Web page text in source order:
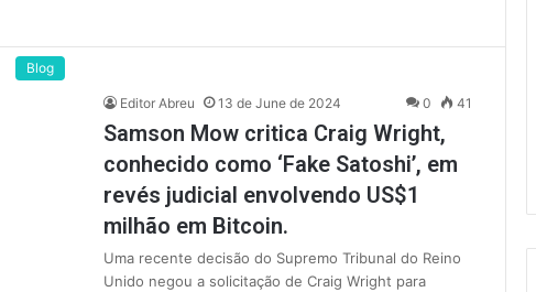
Blog
Editor Abreu 13 de June de 2024 0 41
Samson Mow critica Craig Wright,
conhecido como ‘Fake Satoshi’, em
revés judicial envolvendo US$1
milhão em Bitcoin.
Uma recente decisão do Supremo Tribunal do Reino
Unido negou a solicitação de Craig Wright para